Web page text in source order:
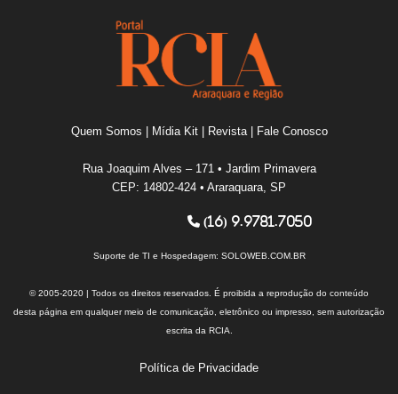
Quem Somos Mídia Kit| Revista| Fale Conosco
Rua Joaquim Alves – 171 • Jardim Primavera
CEP: 14802-424 • Araraquara, SP
(16) 9.9781.7050
Suporte de TI e Hospedagem: SOLOWEB.COM.BR
© 2005-2020 | Todos os direitos reservados. É proibida a reprodução do conteúdo
desta página em qualquer meio de comunicação, eletrônico ou impresso, sem autorização
escrita da RCIA.
Política de Privacidade